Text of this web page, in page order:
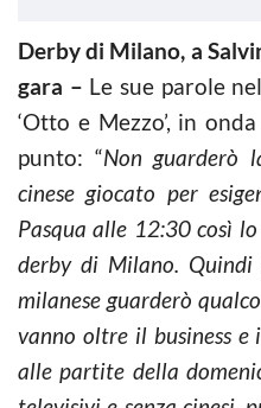
Derby di Milano, a
gara – Le sue parole
‘Otto e Mezzo’, in
punto: “Non guarderò
cinese giocato per
Pasqua alle 12:30 così
derby di Milano.
milanese guarderò
vanno oltre il business e
alle partite della